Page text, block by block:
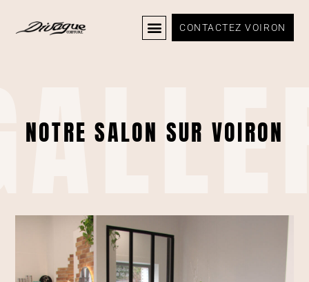
CONTACTEZ VOIRON
NOTRE SALON SUR VOIRON